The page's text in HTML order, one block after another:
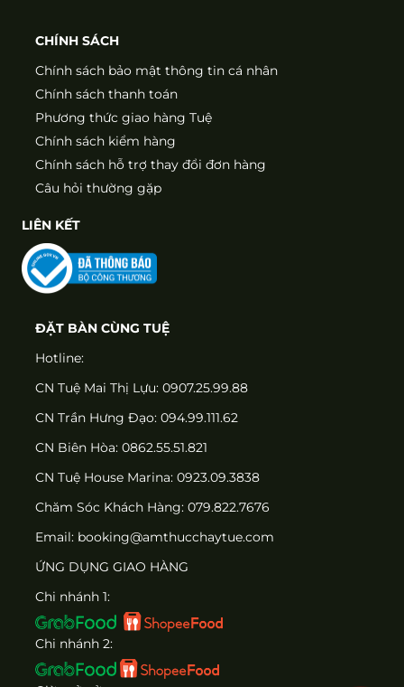
CHÍNH SÁCH
Chính sách bảo mật thông tin cá nhân
Chính sách thanh toán
Phương thức giao hàng Tuệ
Chính sách kiểm hàng
Chính sách hỗ trợ thay đổi đơn hàng
Câu hỏi thường gặp
LIÊN KẾT
ĐẶT BÀN CÙNG TUỆ
Hotline:
CN Tuệ Mai Thị Lựu: 0907.25.99.88
CN Trần Hưng Đạo: 094.99.111.62
CN Biên Hòa: 0862.55.51.821
CN Tuệ House Marina: 0923.09.3838
Chăm Sóc Khách Hàng: 079.822.7676
Email: booking@amthucchaytue.com
ỨNG DỤNG GIAO HÀNG
Chi nhánh 1:
Chi nhánh 2: